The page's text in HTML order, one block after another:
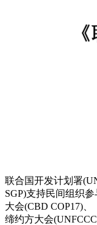
联合国开发计划署
SGP)支持民间组织
大会(CBD COP17)
缔约方大会